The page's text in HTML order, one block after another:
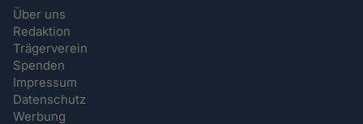
Über uns
Redaktion
Trägerverein
Spenden
Impressum
Datenschutz
Werbung